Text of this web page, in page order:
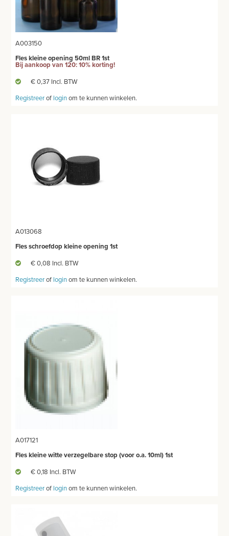
A003150
Fles kleine opening 50ml BR 1st
Bij aankoop van 120: 10% korting!
€ 0,37 Incl. BTW
Registreerof loginom te kunnen winkelen.
A013068
Fles schroefdop kleine opening 1st
€ 0,08 Incl. BTW
Registreerof loginom te kunnen winkelen.
A017121
Fles kleine witte verzegelbare stop (voor o.a. 10ml) 1st
€ 0,18 Incl. BTW
Registreerof loginom te kunnen winkelen.